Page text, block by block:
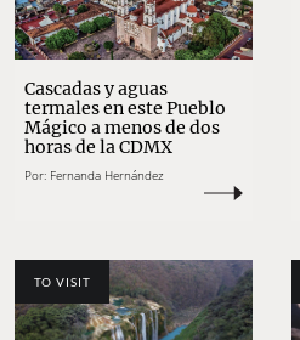
Cascadas y aguas
termales en este Pueblo
Mágico a menos de dos
horas de la CDMX
Por: Fernanda Hernández
TO VISIT